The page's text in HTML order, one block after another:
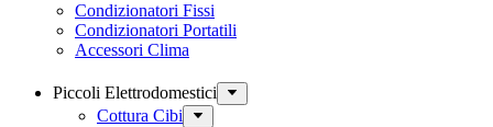
Condizionatori Fissi
Condizionatori Portatili
Accessori Clima
Piccoli Elettrodomestici
Cottura Cibi